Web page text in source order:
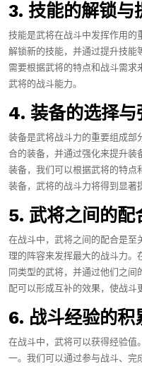
3. 技能的解锁与
技能是武将在战斗中发挥作用
解锁新的技能，并通过提升技
需要根据武将的特点和战斗需
武将的战斗能力。
4. 装备的选择与
装备是武将战斗力的重要组成
合的装备，并通过强化来提升装
装备，我们可以根据武将的特
装备，武将的战斗力将得到显著
5. 武将之间的配
在战斗中，武将之间的配合是
理的阵容来发挥最大的战斗力
同类型的武将，并通过他们之
配可以形成互补的效果，使战斗
6. 战斗经验的积
在战斗中，武将可以获得经验
一。我们可以通过参与战斗、